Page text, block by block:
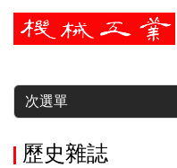
暫停
次選單
歷史雜誌